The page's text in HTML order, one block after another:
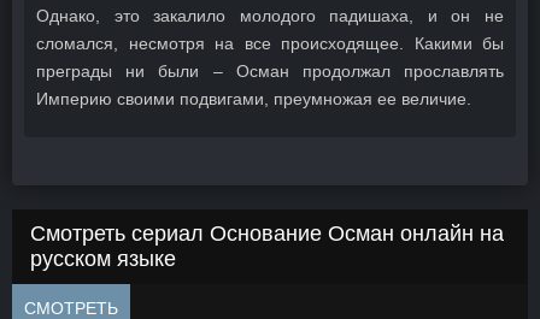
Однако, это закалило молодого падишаха, и он не
сломался, несмотря на все происходящее. Какими бы
преграды ни были – Осман продолжал прославлять
Империю своими подвигами, преумножая ее величие.
Смотреть сериал Основание Осман онлайн на
русском языке
СМОТРЕТЬ